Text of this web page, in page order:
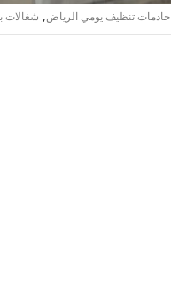
خادمات تنظيف يومي الرياض, شغالات